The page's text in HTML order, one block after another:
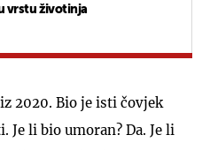
vrstu životinja
2020. Bio je isti čovjek
Je li bio umoran? Da. Je li